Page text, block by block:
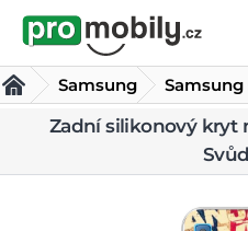
Samsung
Samsung A7 2018
Kryty
Zadní silikonový kryt